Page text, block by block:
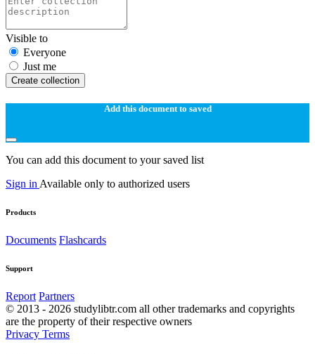
Visible to
Everyone
Just me
Create collection
Add this document to saved
You can add this document to your saved list
Sign in Available only to authorized users
Products
Documents Flashcards
Support
Report Partners
© 2013 - 2026 studylibtr.com all other trademarks and copyrights
are the property of their respective owners
Privacy Terms